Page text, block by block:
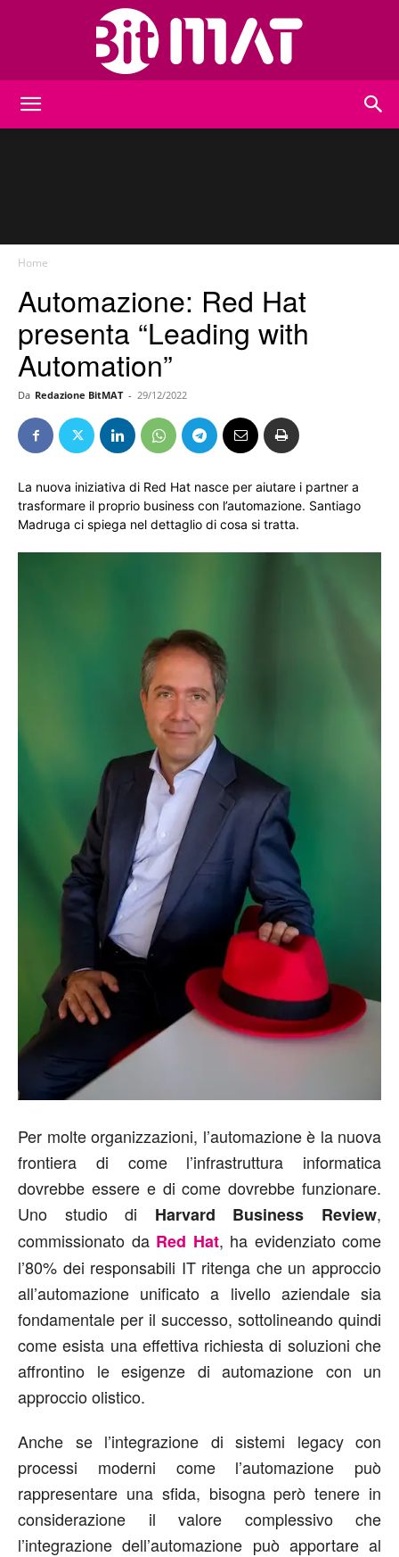
Home
Automazione: Red Hat
presenta “Leading with
Automation”
Da Redazione BitMAT - 29/12/2022
La nuova iniziativa di Red Hat nasce per aiutare i partner a
trasformare il proprio business con l’automazione. Santiago
Madruga ci spiega nel dettaglio di cosa si tratta.
Per molte organizzazioni, l’automazione è la nuova
frontiera di come l’infrastruttura informatica
dovrebbe essere e di come dovrebbe funzionare.
Uno studio di Harvard Business Review,
commissionato da Red Hat, ha evidenziato come
l’80% dei responsabili IT ritenga che un approccio
all’automazione unificato a livello aziendale sia
fondamentale per il successo, sottolineando quindi
come esista una effettiva richiesta di soluzioni che
affrontino le esigenze di automazione con un
approccio olistico.
Anche se l’integrazione di sistemi legacy con
processi moderni come l’automazione può
rappresentare una sfida, bisogna però tenere in
considerazione il valore complessivo che
l’integrazione dell’automazione può apportare al